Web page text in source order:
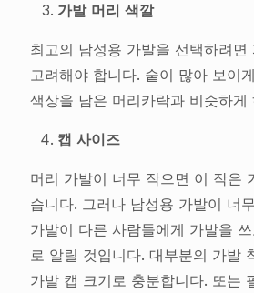
가발 머리 색깔
최고의 남성용 가발을 선택하려면
고려해야 합니다. 숱이 많아 보이
색상을 남은 머리카락과 비슷하게
캡 사이즈
머리 가발이 너무 작으면 이 작은
습니다. 그러나 남성용 가발이 너
가발이 다른 사람들에게 가발을
로 알릴 것입니다. 대부분의 가발
가발 캡 크기로 충분합니다. 또는